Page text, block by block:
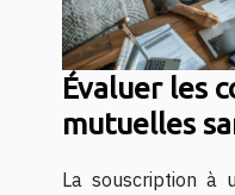
Évaluer les
mutuelles
La souscription à